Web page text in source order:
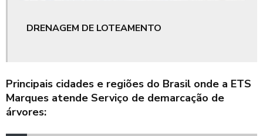
Escavadeira hidráulica locação ce
Escavadeira hidráulica para grandes obras
DRENAGEM DE LOTEAMENTO
Principais cidades e regiões do Brasil onde a ETS
Marques atende Serviço de demarcação de
árvores: